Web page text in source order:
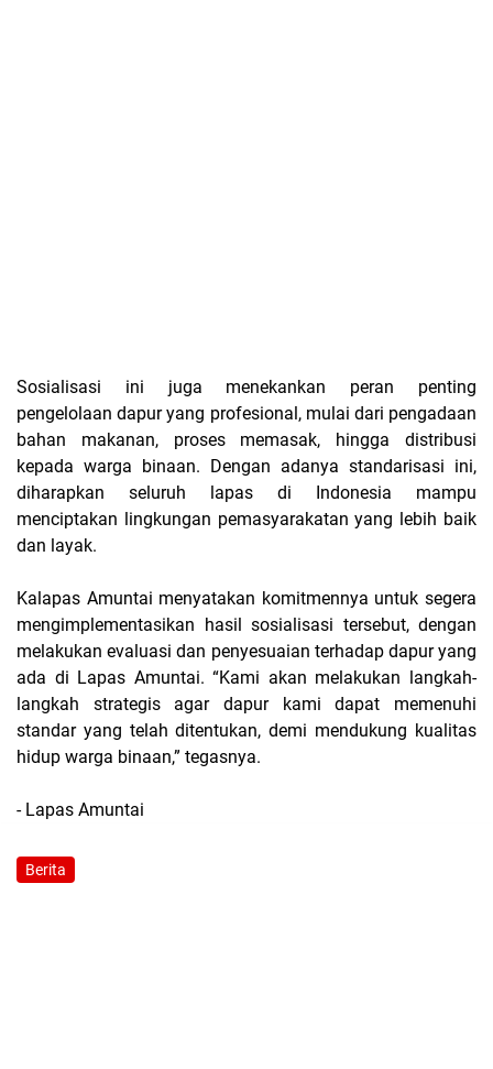
Sosialisasi ini juga menekankan peran penting
pengelolaan dapur yang profesional, mulai dari pengadaan
bahan makanan, proses memasak, hingga distribusi
kepada warga binaan. Dengan adanya standarisasi ini,
diharapkan seluruh lapas di Indonesia mampu
menciptakan lingkungan pemasyarakatan yang lebih baik
dan layak.
Kalapas Amuntai menyatakan komitmennya untuk segera
mengimplementasikan hasil sosialisasi tersebut, dengan
melakukan evaluasi dan penyesuaian terhadap dapur yang
ada di Lapas Amuntai. “Kami akan melakukan langkah-
langkah strategis agar dapur kami dapat memenuhi
standar yang telah ditentukan, demi mendukung kualitas
hidup warga binaan,” tegasnya.
- Lapas Amuntai
Berita